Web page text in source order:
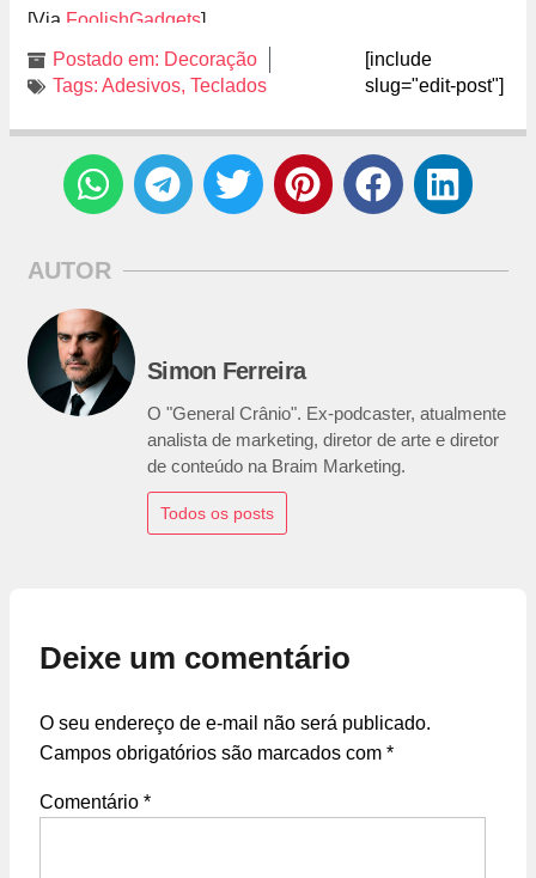
[Via FoolishGadgets]
Postado em: Decoração
Tags: Adesivos, Teclados
[include
slug="edit-post"]
AUTOR
Simon Ferreira
O "General Crânio". Ex-podcaster, atualmente
analista de marketing, diretor de arte e diretor
de conteúdo na Braim Marketing.
Todos os posts
Deixe um comentário
O seu endereço de e-mail não será publicado.
Campos obrigatórios são marcados com *
Comentário *